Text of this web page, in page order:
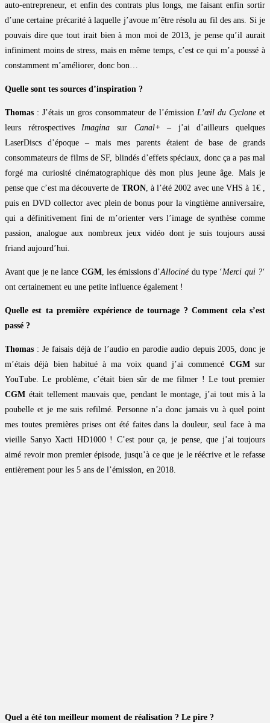
auto-entrepreneur, et enfin des contrats plus longs, me faisant enfin sortir
d’une certaine précarité à laquelle j’avoue m’être résolu au fil des ans. Si je
pouvais dire que tout irait bien à mon moi de 2013, je pense qu’il aurait
infiniment moins de stress, mais en même temps, c’est ce qui m’a poussé à
constamment m’améliorer, donc bon…
Quelle sont tes sources d’inspiration ?
Thomas : J’étais un gros consommateur de l’émission L’œil du Cycloneet
leurs rétrospectivesImagina sur Canal+ – j’ai d’ailleurs quelques
LaserDiscs d’époque – mais mes parents étaient de base de grands
consommateurs de films de SF, blindés d’effets spéciaux, donc ça a pas mal
forgé ma curiosité cinématographique dès mon plus jeune âge. Mais je
pense que c’est ma découverte de TRON, à l’été 2002 avec une VHS à 1€ ,
puis en DVD collector avec plein de bonus pour la vingtième anniversaire,
qui a définitivement fini de m’orienter vers l’image de synthèse comme
passion, analogue aux nombreux jeux vidéo dont je suis toujours aussi
friand aujourd’hui.
Avant que je ne lance CGM, les émissions d’Allocinédu type ‘Merci qui ?‘
ont certainement eu une petite influence également !
Quelle est ta première expérience de tournage ? Comment cela s’est
passé ?
Thomas : Je faisais déjà de l’audio en parodie audio depuis 2005, donc je
m’étais déjà bien habitué à ma voix quand j’ai commencé CGMsur
YouTube. Le problème, c’était bien sûr de me filmer ! Le tout premier
CGM était tellement mauvais que, pendant le montage, j’ai tout mis à la
poubelle et je me suis refilmé. Personne n’a donc jamais vu à quel point
mes toutes premières prises ont été faites dans la douleur, seul face à ma
vieille Sanyo Xacti HD1000 ! C’est pour ça, je pense, que j’ai toujours
aimé revoir mon premier épisode, jusqu’à ce que je le réécrive et le refasse
entièrement pour les 5 ans de l’émission, en 2018.
Quel a été ton meilleur moment de réalisation ? Le pire ?